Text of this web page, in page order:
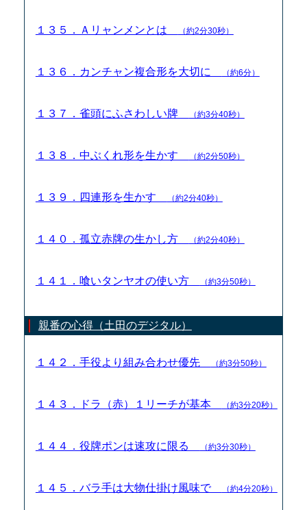
１３５．Ａリャンメンとは （約2分30秒）
１３６．カンチャン複合形を大切に （約6分）
１３７．雀頭にふさわしい牌 （約3分40秒）
１３８．中ぶくれ形を生かす （約2分50秒）
１３９．四連形を生かす （約2分40秒）
１４０．孤立赤牌の生かし方 （約2分40秒）
１４１．喰いタンヤオの使い方 （約3分50秒）
親番の心得（土田のデジタル）
１４２．手役より組み合わせ優先 （約3分50秒）
１４３．ドラ（赤）１リーチが基本 （約3分20秒）
１４４．役牌ポンは速攻に限る （約3分30秒）
１４５．バラ手は大物仕掛け風味で （約4分20秒）